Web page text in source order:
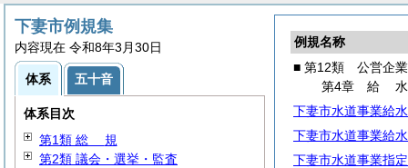
例規名称
■ 第12類 公営企業
第4章 給水
下妻市水道事業給
下妻市水道事業給
下妻市水道事業指
下妻市例規集
内容現在 令和8年3月30日
体系 五十音
体系目次
第1類 総 規
第2類 議会・選挙・監査